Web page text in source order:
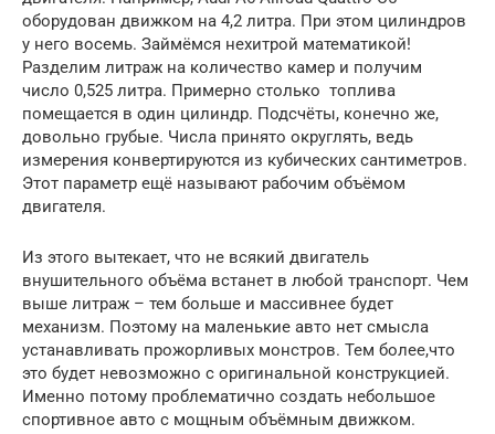
оборудован движком на 4,2 литра. При этом цилиндров
у него восемь. Займёмся нехитрой математикой!
Разделим литраж на количество камер и получим
число 0,525 литра. Примерно столько топлива
помещается в один цилиндр. Подсчёты, конечно же,
довольно грубые. Числа принято округлять, ведь
измерения конвертируются из кубических сантиметров.
Этот параметр ещё называют рабочим объёмом
двигателя.
Из этого вытекает, что не всякий двигатель
внушительного объёма встанет в любой транспорт. Чем
выше литраж – тем больше и массивнее будет
механизм. Поэтому на маленькие авто нет смысла
устанавливать прожорливых монстров. Тем более,что
это будет невозможно с оригинальной конструкцией.
Именно потому проблематично создать небольшое
спортивное авто с мощным объёмным движком.